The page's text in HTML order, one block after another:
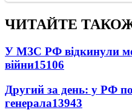
ЧИТАЙТЕ
У МЗС РФ відкинули
війни15106
Другий за день: у РФ
генерала13943